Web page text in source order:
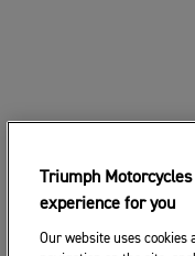
Triumph
experience for you
Our website uses cookies